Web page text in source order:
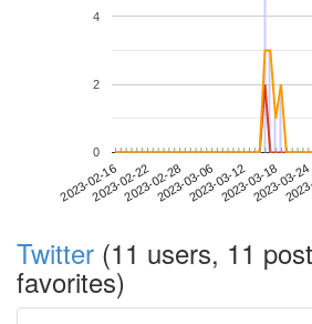
2023-02-162023-02-222023-02-282023-03-062023-03-122023-03-182023-03-24
0
2
4
Twitter (11 users, 11
favorites)